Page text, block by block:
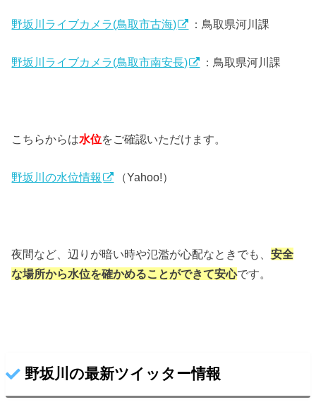
野坂川ライブカメラ(鳥取市古海) ：鳥取県河川課
野坂川ライブカメラ(鳥取市南安長) ：鳥取県河川課
こちらからは水位をご確認いただけます。
野坂川の水位情報 （Yahoo!）
夜間など、辺りが暗い時や氾濫が心配なときでも、安全
な場所から水位を確かめることができて安心です。
野坂川の最新ツイッター情報